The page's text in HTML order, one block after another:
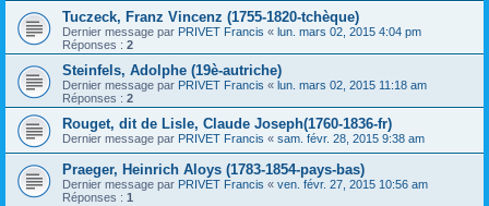
Tuczeck, Franz Vincenz (1755-1820-tchèque)
Dernier message par PRIVET Francis « lun. mars 02, 2015 4:04 pm
Réponses : 2
Steinfels, Adolphe (19è-autriche)
Dernier message par PRIVET Francis « lun. mars 02, 2015 11:18 am
Réponses : 2
Rouget, dit de Lisle, Claude Joseph(1760-1836-fr)
Dernier message par PRIVET Francis « sam. févr. 28, 2015 9:38 am
Praeger, Heinrich Aloys (1783-1854-pays-bas)
Dernier message par PRIVET Francis « ven. févr. 27, 2015 10:56 am
Réponses : 1